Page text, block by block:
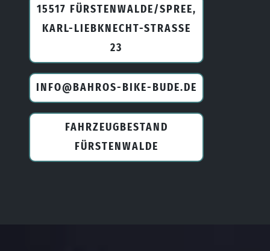
15517 FÜRSTENWALDE/SPREE,
KARL-LIEBKNECHT-STRASSE 2
3
INFO@BAHROS-BIKE-BUDE.DE
FAHRZEUGBESTAND
FÜRSTENWALDE